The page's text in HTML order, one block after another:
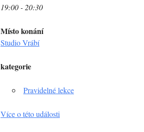
19:00 - 20:30
Místo konání
Studio Vrábí
kategorie
Pravidelné lekce
Více o této události